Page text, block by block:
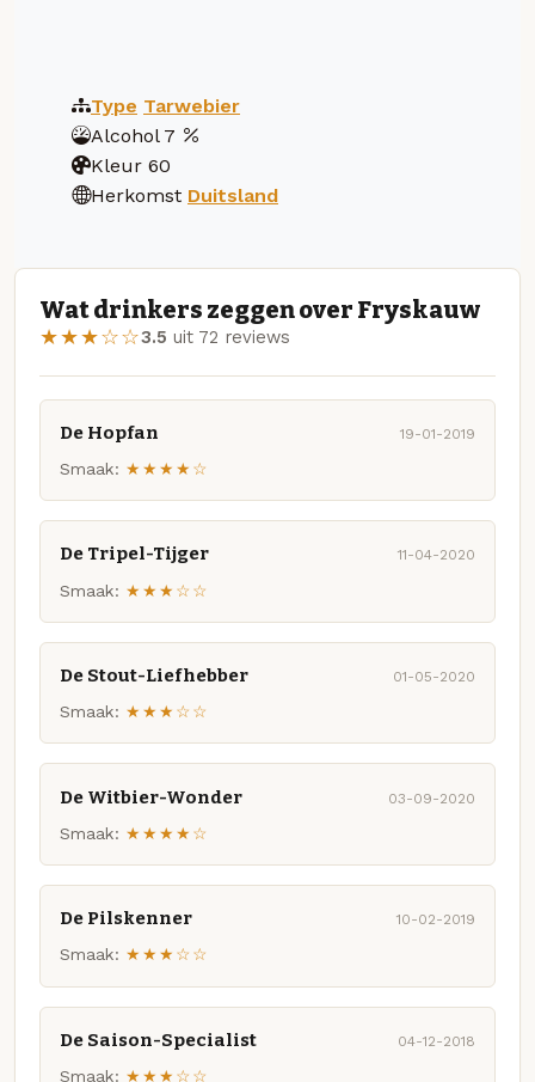
Type Tarwebier
Alcohol 7
Kleur 60
Herkomst Duitsland
Wat drinkers zeggen over Fryskauw
★★★☆☆3.5 uit 72 reviews
De Hopfan 19-01-2019
Smaak: ★★★★☆
De Tripel-Tijger 11-04-2020
Smaak: ★★★☆☆
De Stout-Liefhebber 01-05-2020
Smaak: ★★★☆☆
De Witbier-Wonder 03-09-2020
Smaak: ★★★★☆
De Pilskenner 10-02-2019
Smaak: ★★★☆☆
De Saison-Specialist 04-12-2018
Smaak: ★★★☆☆